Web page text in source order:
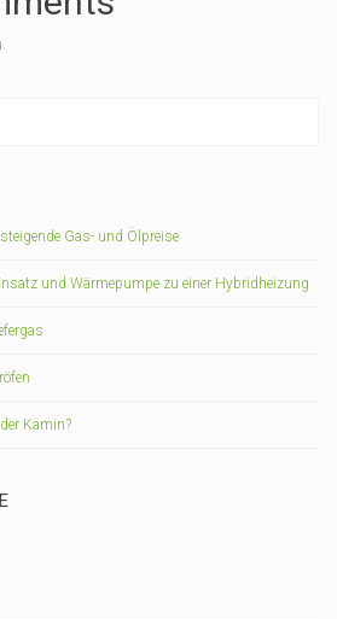
Gas- und Ölpreise
und Wärmepumpe zu einer Hybridheizung
Kamin?